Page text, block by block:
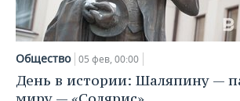
Общество 05 фев, 00:00
День в истории: Шаляпину —